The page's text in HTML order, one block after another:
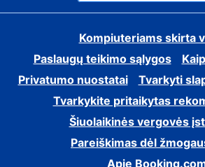
Kompiuteriams skirta
Paslaugų teikimo sąlygos
Privatumo nuostatai
Tvarkyti
Tvarkykite pritaikytas
Šiuolaikinės vergovės
Pareiškimas dėl
Apie